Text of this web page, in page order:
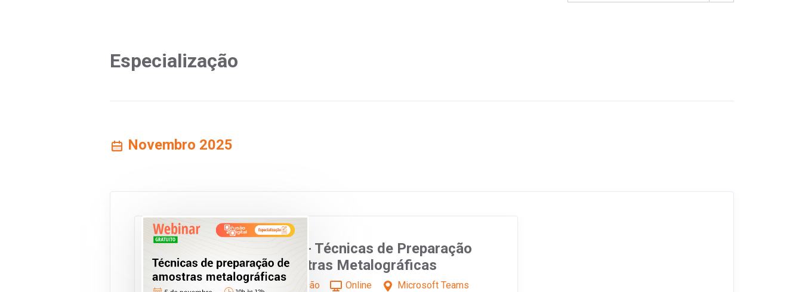
Especialização
Novembro 2025
NOV/25
05
Webinar - Técnicas de Preparação
de Amostras Metalográficas
Especialização Online Microsoft Teams